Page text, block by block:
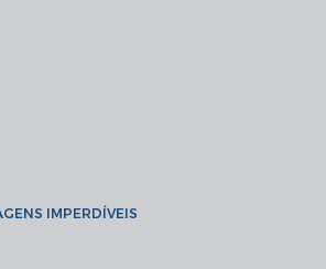
IMPERDÍVEIS